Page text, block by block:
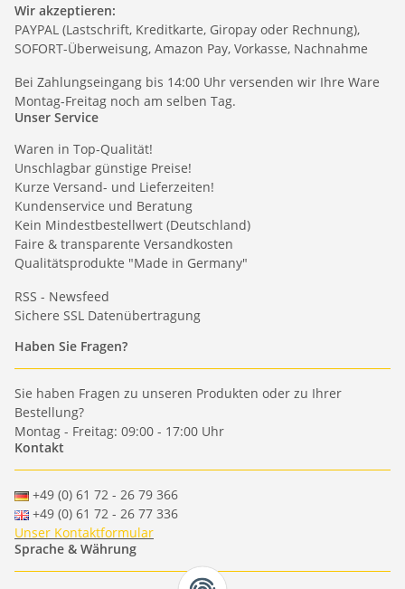
Wir akzeptieren:
PAYPAL (Lastschrift, Kreditkarte, Giropay oder Rechnung),
SOFORT-Überweisung, Amazon Pay, Vorkasse, Nachnahme
Bei Zahlungseingang bis 14:00 Uhr versenden wir Ihre Ware
Montag-Freitag noch am selben Tag.
Unser Service
Waren in Top-Qualität!
Unschlagbar günstige Preise!
Kurze Versand- und Lieferzeiten!
Kundenservice und Beratung
Kein Mindestbestellwert (Deutschland)
Faire & transparente Versandkosten
Qualitätsprodukte "Made in Germany"
RSS - Newsfeed
Sichere SSL Datenübertragung
Haben Sie Fragen?
Sie haben Fragen zu unseren Produkten oder zu Ihrer
Bestellung?
Montag - Freitag: 09:00 - 17:00 Uhr
Kontakt
+49 (0) 61 72 - 26 79 366
+49 (0) 61 72 - 26 77 336
Unser Kontaktformular
Sprache & Währung